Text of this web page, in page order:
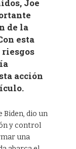
Joe
de la
esta
riesgos
acción
Biden, dio un
y control
una